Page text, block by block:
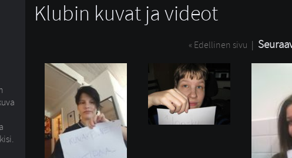
Klubin kuvat ja videot
« Edellinen sivu